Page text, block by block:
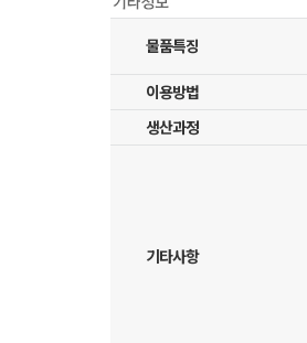
물품특징
이용방법
생산과정
기타사항